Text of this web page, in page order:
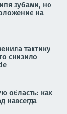
зубами, но
на
тактику
снизило
область: как
навсегда